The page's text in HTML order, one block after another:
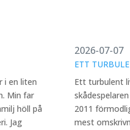
i en liten
Min far
höll på
Jag
2026-07-07
ETT
Ett turbulent
2011
mest